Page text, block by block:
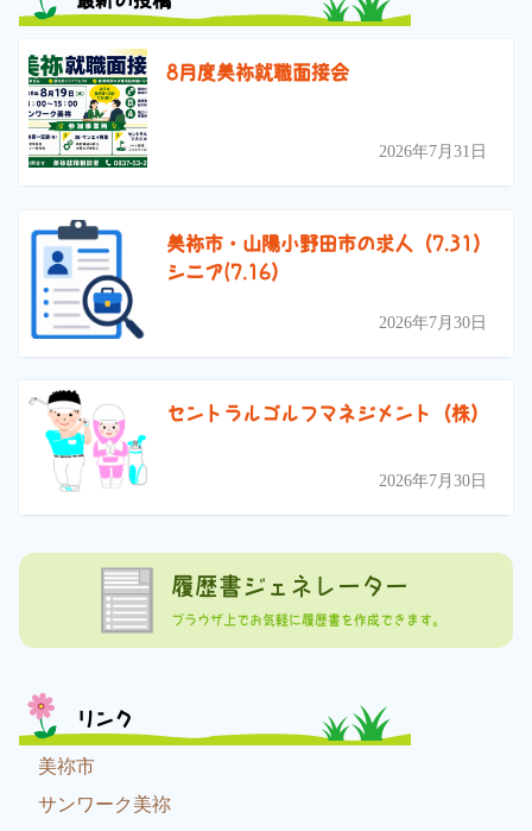
8月度美祢就職面接会
2026年7月31日
美祢市・山陽小野田市の求人（7.31）
シニア(7.16）
2026年7月30日
セントラルゴルフマネジメント（株）
2026年7月30日
履歴書ジェネレーター
ブラウザ上でお気軽に履歴書を作成できます。
リンク
美祢市
サンワーク美祢